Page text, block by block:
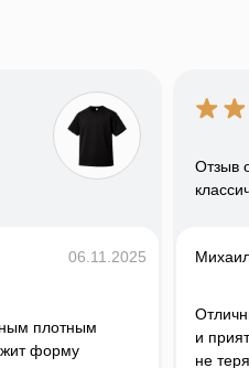
Отзыв
и
не
06.11.2025
плотным
форму